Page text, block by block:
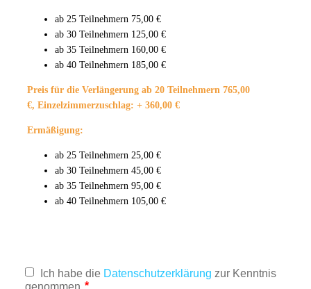
ab 25 Teilnehmern 75,00 €
ab 30 Teilnehmern 125,00 €
ab 35 Teilnehmern 160,00 €
ab 40 Teilnehmern 185,00 €
Preis für die Verlängerung ab 20 Teilnehmern 765,00
€, Einzelzimmerzuschlag: + 360,00 €
Ermäßigung:
ab 25 Teilnehmern 25,00 €
ab 30 Teilnehmern 45,00 €
ab 35 Teilnehmern 95,00 €
ab 40 Teilnehmern 105,00 €